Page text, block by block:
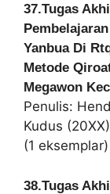
37.Tugas
Yanbua Di
Metode
Megawon
Penulis:
Kudus (20XX)
(1 eksemplar)
38.Tugas